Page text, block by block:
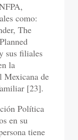
como:
The
sus filiales
la
Mexicana de
[23].
Política
en su
tiene